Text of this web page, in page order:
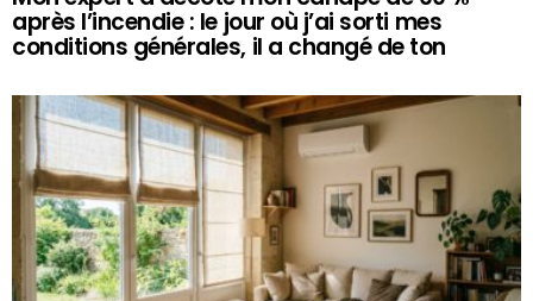
après l’incendie : le jour où j’ai sorti mes
conditions générales, il a changé de ton